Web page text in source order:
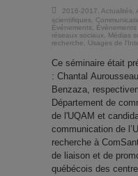
2016-2017, Actualités,
scientifiques,
Événements,
réseaux sociaux, Médias
recherche, Usages de
Ce séminaire était
: Chantal
Benzaza,
Département de
de l'UQAM et
communication de
recherche à
de liaison et de
québécois des